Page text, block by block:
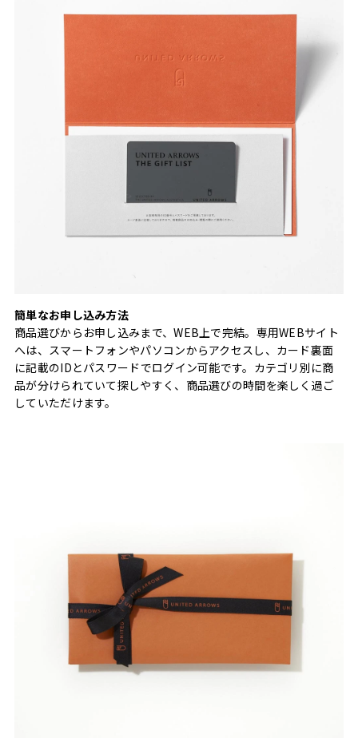
簡単なお申し込み方法
商品選びからお申し込みまで、WEB上で完結。専用WEBサイト
へは、スマートフォンやパソコンからアクセスし、カード裏面
に記載のIDとパスワードでログイン可能です。カテゴリ別に商
品が分けられていて探しやすく、商品選びの時間を楽しく過ご
していただけます。